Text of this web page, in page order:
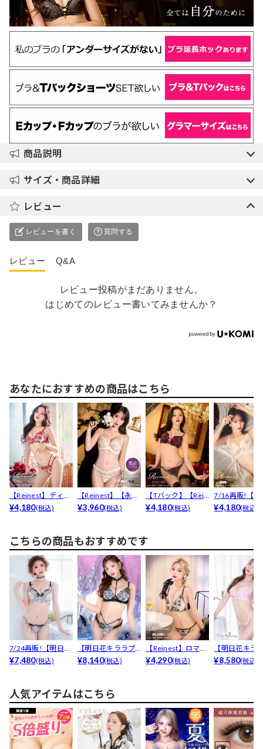
商品説明
サイズ・商品詳細
レビュー
レビューを書く 質問する
レビュー Q&A
レビュー投稿がまだありません。
はじめてのレビュー書いてみませんか？
あなたにおすすめの商品はこちら
【Reinest】ディー
プマーベラスフ...
¥4,180(税込)
【Reinest】【永尾
まりや着用】グ...
¥3,960(税込)
【Tバック】【Rein
est】グラマラ...
¥4,180(税込)
7/16再販!【
t】【永尾...
¥4,180(税込)
こちらの商品もおすすめです
7/24再販!【明日花
キララプロデュー...
¥7,480(税込)
【明日花キララプ
ロデュース/Whip
¥8,140(税込)
【Reinest】ロマン
スビオラエンブ...
¥4,290(税込)
【明日花キラ
ロデュース/
¥8,580(税込)
人気アイテムはこちら